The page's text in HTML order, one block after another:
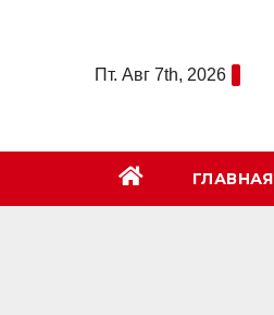
содержимомуПт. Авг 7th, 2026
ГЛАВНАЯ